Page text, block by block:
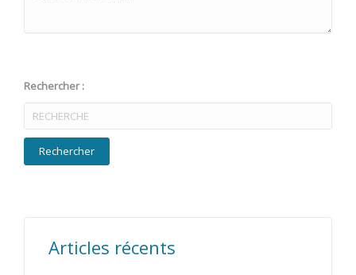
Rechercher :
Articles récents